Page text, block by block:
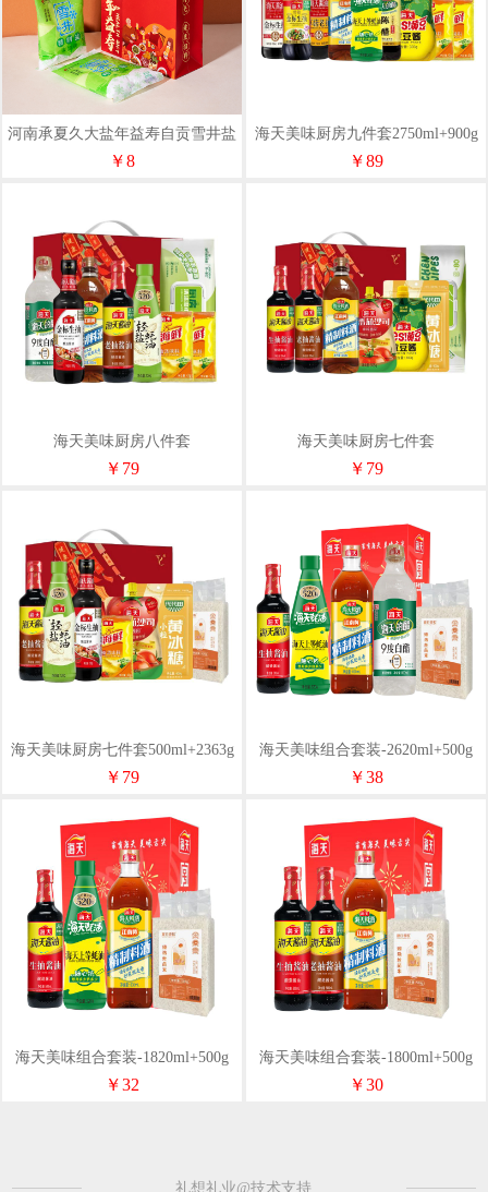
河南承夏久大盐年益寿自贡雪井盐
套装
￥8
海天美味厨房九件套2750ml+900g
￥89
海天美味厨房八件套
1500ml+2398g
￥79
海天美味厨房七件套
1800ml+2205g
￥79
海天美味厨房七件套500ml+2363g
￥79
海天美味组合套装-2620ml+500g
￥38
海天美味组合套装-1820ml+500g
￥32
海天美味组合套装-1800ml+500g
￥30
礼想礼业@技术支持